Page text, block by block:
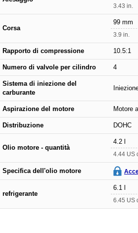
3.43 in.
Corsa
99 mm
3.9 in.
Rapporto di compressione 10.5:1
Numero di valvole per cilindro 4
Sistema di iniezione del
carburante
Aspirazione del motore Motore
Distribuzione DOHC
Olio motore - quantità
4.2 l
4.44 US
Specifica dell'olio motore
refrigerante
6.1 l
6.45 US